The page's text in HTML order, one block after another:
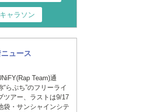
ャラソン
洋楽
演歌・歌謡
ジャニーズ
ュース
Team)通
“らぷち”のフリーライ
ツアー、ラストは9/17
袋・サンシャインシテ